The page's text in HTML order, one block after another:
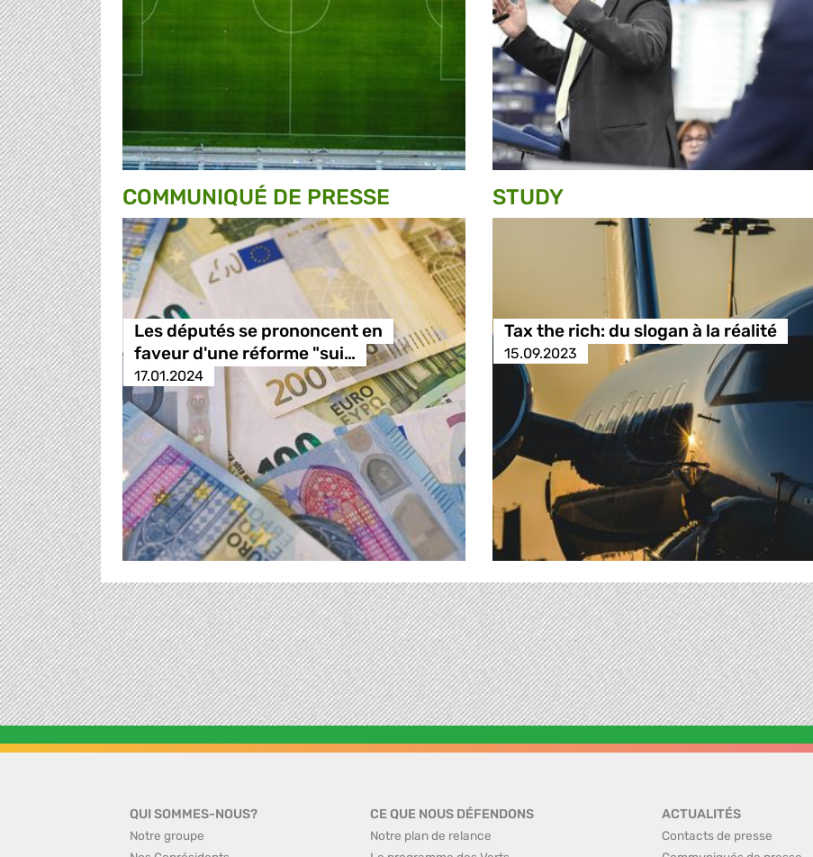
COMMUNIQUÉ DE PRESSE
Les députés se prononcent en
faveur d'une réforme "sui…
17.01.2024
STUDY
Tax the rich: du slogan à la réalité
15.09.2023
QUI SOMMES-NOUS?
Notre groupe
CE QUE NOUS DÉFENDONS
Notre plan de relance
ACTUALITÉS
Contacts de presse